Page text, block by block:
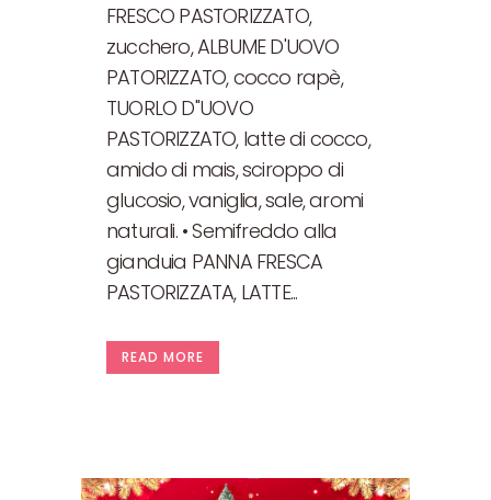
FRESCO PASTORIZZATO,
zucchero, ALBUME D'UOVO
PATORIZZATO, cocco rapè,
TUORLO D''UOVO
PASTORIZZATO, latte di cocco,
amido di mais, sciroppo di
glucosio, vaniglia, sale, aromi
naturali. • Semifreddo alla
gianduia PANNA FRESCA
PASTORIZZATA, LATTE...
READ MORE